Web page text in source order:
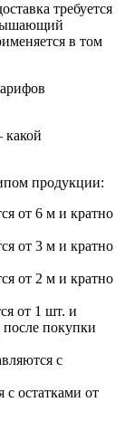
требуется
в том
продукции:
от 6 м и кратно
от 3 м и кратно
от 2 м и кратно
от 1 шт. и
после покупки
с
с остатками от